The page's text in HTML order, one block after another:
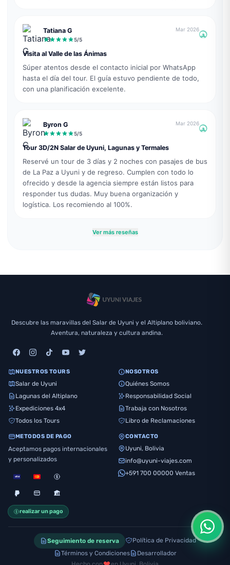
Tatiana G
Mar 2026
5/5
Visita al Valle de las Ánimas
Súper atentos desde el contacto inicial por WhatsApp
hasta el día del tour. El guía estuvo pendiente de todo,
con una planificación excelente.
Byron G
Mar 2026
5/5
Tour 3D/2N Salar de Uyuni, Lagunas y Termales
Reservé un tour de 3 días y 2 noches con pasajes de bus
de La Paz a Uyuni y de regreso. Cumplen con todo lo
ofrecido y desde la agencia siempre están listos para
responder tus dudas. Muy buena organización y
logística. Los recomiendo al 100%.
Ver más reseñas
Descubre las maravillas del Salar de Uyuni y el Altiplano boliviano.
Aventura, naturaleza y cultura andina.
NUESTROS TOURS
Salar de Uyuni
Lagunas del Altiplano
Expediciones 4x4
Todos los Tours
NOSOTROS
Quiénes Somos
Responsabilidad Social
Trabaja con Nosotros
Libro de Reclamaciones
METODOS DE PAGO
Aceptamos pagos internacionales
y personalizados
realizar un pago
CONTACTO
Uyuni, Bolivia
info@uyuni-viajes.com
+591 700 00000 Ventas
Seguimiento de reserva
Política de Privacidad
Términos y Condiciones
Desarrollador